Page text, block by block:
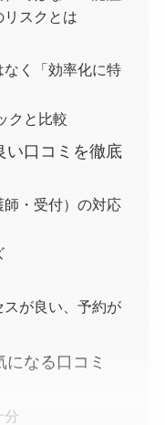
スクとは
なく「効率化に特
クと比較
い口コミを徹底
師・受付）の対応
が良い、予約が
なる口コミ
分